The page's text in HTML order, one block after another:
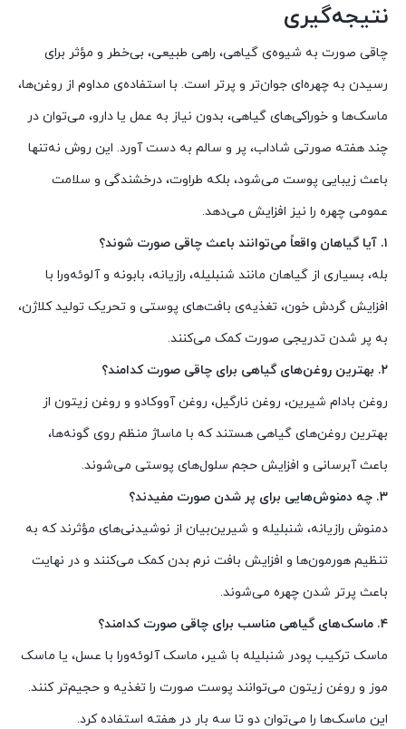
نتیجه‌گیری
چاقی صورت به شیوه‌ی گیاهی، راهی طبیعی، بی‌خطر و مؤثر برای
رسیدن به چهره‌ای جوان‌تر و پرتر است. با استفاده‌ی مداوم از روغن‌ها،
ماسک‌ها و خوراکی‌های گیاهی، بدون نیاز به عمل یا دارو، می‌توان در
چند هفته صورتی شاداب، پر و سالم به دست آورد. این روش نه‌تنها
باعث زیبایی پوست می‌شود، بلکه طراوت، درخشندگی و سلامت
عمومی چهره را نیز افزایش می‌دهد.
۱. آیا گیاهان واقعاً می‌توانند باعث چاقی صورت شوند؟
بله، بسیاری از گیاهان مانند شنبلیله، رازیانه، بابونه و آلوئه‌ورا با
افزایش گردش خون، تغذیه‌ی بافت‌های پوستی و تحریک تولید کلاژن،
به پر شدن تدریجی صورت کمک می‌کنند.
۲. بهترین روغن‌های گیاهی برای چاقی صورت کدامند؟
روغن بادام شیرین، روغن نارگیل، روغن آووکادو و روغن زیتون از
بهترین روغن‌های گیاهی هستند که با ماساژ منظم روی گونه‌ها،
باعث آبرسانی و افزایش حجم سلول‌های پوستی می‌شوند.
۳. چه دمنوش‌هایی برای پر شدن صورت مفیدند؟
دمنوش رازیانه، شنبلیله و شیرین‌بیان از نوشیدنی‌های مؤثرند که به
تنظیم هورمون‌ها و افزایش بافت نرم بدن کمک می‌کنند و در نهایت
باعث پرتر شدن چهره می‌شوند.
۴. ماسک‌های گیاهی مناسب برای چاقی صورت کدامند؟
ماسک ترکیب پودر شنبلیله با شیر، ماسک آلوئه‌ورا با عسل، یا ماسک
موز و روغن زیتون می‌توانند پوست صورت را تغذیه و حجیم‌تر کنند.
این ماسک‌ها را می‌توان دو تا سه بار در هفته استفاده کرد.